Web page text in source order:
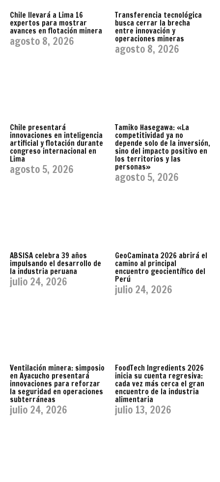
Chile llevará a Lima 16
expertos para mostrar
avances en flotación minera
agosto 8, 2026
Transferencia tecnológica
busca cerrar la brecha
entre innovación y
operaciones mineras
agosto 8, 2026
Chile presentará
innovaciones en inteligencia
artificial y flotación durante
congreso internacional en
Lima
agosto 5, 2026
Tamiko Hasegawa: «La
competitividad ya no
depende solo de la inversión,
sino del impacto positivo en
los territorios y las
personas»
agosto 5, 2026
ABSISA celebra 39 años
impulsando el desarrollo de
la industria peruana
julio 24, 2026
GeoCaminata 2026 abrirá el
camino al principal
encuentro geocientífico del
Perú
julio 24, 2026
Ventilación minera: simposio
en Ayacucho presentará
innovaciones para reforzar
la seguridad en operaciones
subterráneas
julio 24, 2026
FoodTech Ingredients 2026
inicia su cuenta regresiva:
cada vez más cerca el gran
encuentro de la industria
alimentaria
julio 13, 2026